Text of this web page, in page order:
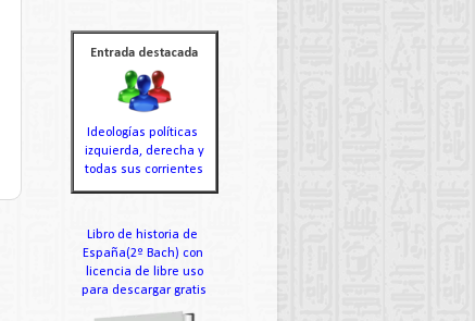
Entrada destacada
Ideologías políticas
izquierda, derecha y
todas sus corrientes
Libro de historia de
España(2º Bach) con
licencia de libre uso
para descargar gratis